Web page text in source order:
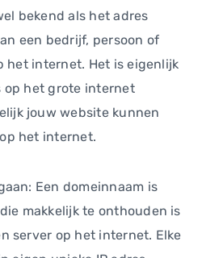
bekend als het adres
een bedrijf, persoon of
het internet. Het is eigenlijk
op het grote internet
jouw website kunnen
het internet.
Een domeinnaam is
makkelijk te onthouden is
server op het internet. Elke